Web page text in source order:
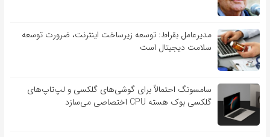
مدیرعامل بقراط: توسعه زیرساخت اینترنت، ضرورت توسعه
سلامت دیجیتال است
سامسونگ احتمالاً برای گوشی‌های گلکسی و لپ‌تاپ‌های
گلکسی بوک هسته CPU اختصاصی می‌سازد